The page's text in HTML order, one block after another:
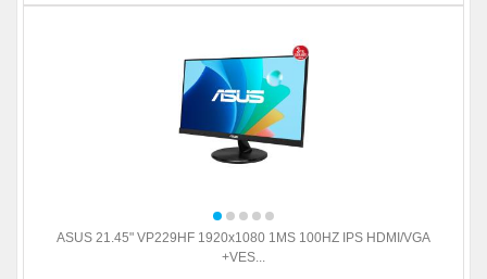
ASUS 21.45" VP229HF 1920x1080 1MS 100HZ IPS HDMI/VGA
+VES...